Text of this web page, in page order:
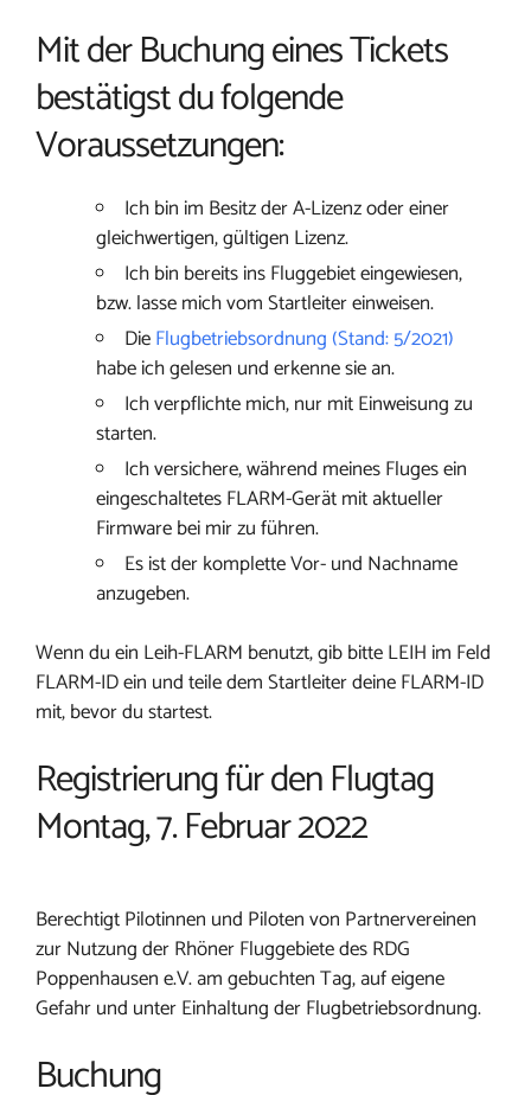
Mit der Buchung eines Tickets
bestätigst du folgende
Voraussetzungen:
Ich bin im Besitz der A-Lizenz oder einer
gleichwertigen, gültigen Lizenz.
Ich bin bereits ins Fluggebiet eingewiesen,
bzw. lasse mich vom Startleiter einweisen.
DieFlugbetriebsordnung (Stand: 5/2021)
habe ich gelesen und erkenne sie an.
Ich verpflichte mich, nur mit Einweisung zu
starten.
Ich versichere, während meines Fluges ein
eingeschaltetes FLARM-Gerät mit aktueller
Firmware bei mir zu führen.
Es ist der komplette Vor- und Nachname
anzugeben.
Wenn du ein Leih-FLARM benutzt, gib bitte LEIH im Feld
FLARM-ID ein und teile dem Startleiter deine FLARM-ID
mit, bevor du startest.
Registrierung für den Flugtag
Montag, 7. Februar 2022
Berechtigt Pilotinnen und Piloten von Partnervereinen
zur Nutzung der Rhöner Fluggebiete des RDG
Poppenhausen e.V. am gebuchten Tag, auf eigene
Gefahr und unter Einhaltung der Flugbetriebsordnung.
Buchung